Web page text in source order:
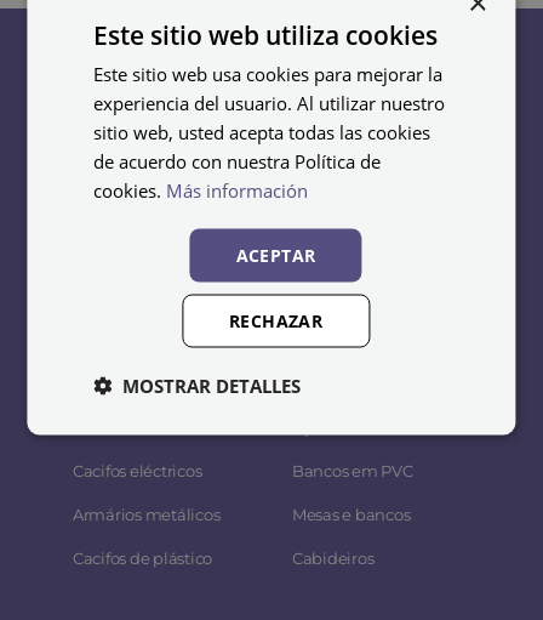
Cacifos
Cacifos metálicos
Cacifos em melamina
Cacifos eléctricos
Armários metálicos
Cacifos de plástico
Bancos
Bancos de aço
Bancos em madeira y
aço
Bancos de melamina
Bancos em fenólicos e
Bancos em PVC
Mesas e bancos
Cabideiros
Este sitio web utiliza cookies
Este sitio web usa cookies para mejorar la
experiencia del usuario. Al utilizar nuestro
sitio web, usted acepta todas las cookies
de acuerdo con nuestra Política de
cookies. Más información
ACEPTAR
RECHAZAR
MOSTRAR DETALLES